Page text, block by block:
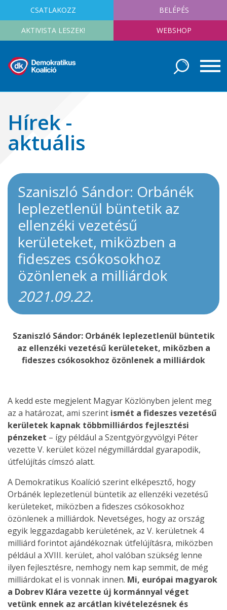
CSATLAKOZZ BELÉPÉS
AKTIVISTA LESZEK! WEBSHOP
Hírek -
aktuális
Szaniszló Sándor: Orbánék
leplezetlenül büntetik az
ellenzéki vezetésű
kerületeket, miközben a
fideszes csókosokhoz
özönlenek a milliárdok
2021.09.22.
Szaniszló Sándor: Orbánék leplezetlenül büntetik
az ellenzéki vezetésű kerületeket, miközben a
fideszes csókosokhoz özönlenek a milliárdok
A kedd este megjelent Magyar Közlönyben jelent meg
az a határozat, ami szerint ismét a fideszes vezetésű
kerületek kapnak többmilliárdos fejlesztési
pénzeket – így például a Szentgyörgyvölgyi Péter
vezette V. kerület közel négymillárddal gyarapodik,
útfelújítás címszó alatt.
A Demokratikus Koalíció szerint elképesztő, hogy
Orbánék leplezetlenül büntetik az ellenzéki vezetésű
kerületeket, miközben a fideszes csókosokhoz
özönlenek a milliárdok. Nevetséges, hogy az ország
egyik leggazdagabb kerületének, az V. kerületnek 4
milliárd forintot ajándékoznak útfelújításra, miközben
például a XVIII. kerület, ahol valóban szükség lenne
ilyen fejlesztésre, nemhogy nem kap semmit, de még
milliárdokat el is vonnak innen. Mi, európai magyarok
a Dobrev Klára vezette új kormánnyal véget
vetünk ennek az arcátlan kivételezésnek és